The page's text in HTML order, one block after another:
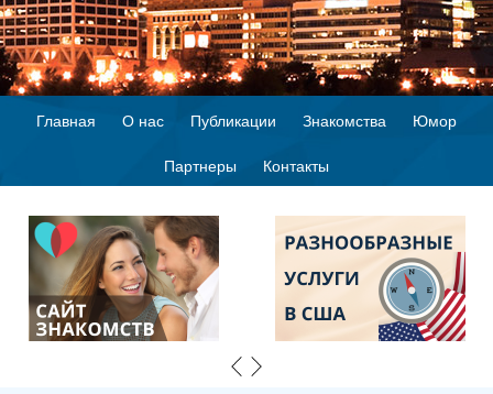
Главная О нас Публикации Знакомства Юмор
Партнеры Контакты